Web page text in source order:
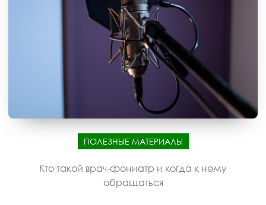
ПОЛЕЗНЫЕ МАТЕРИАЛЫ
Кто такой врач-фониатр и когда к нему
обращаться